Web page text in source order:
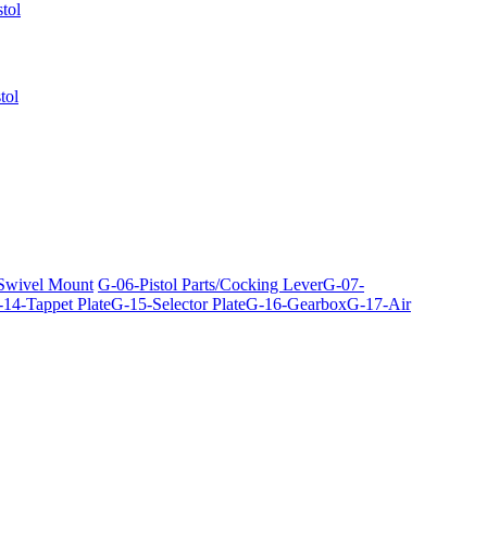
Mount G-06-Pistol Parts/Cocking LeverG-07-
Tappet PlateG-15-Selector PlateG-16-GearboxG-17-Air